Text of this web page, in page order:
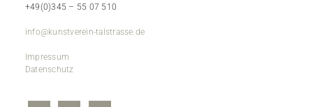
+49(0)345 – 55 07 510
info@kunstverein-talstrasse.de
Impressum
Datenschutz